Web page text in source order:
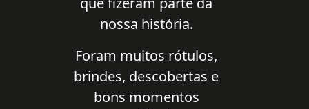
nossa história.
Foram muitos rótulos,
brindes, descobertas e
bons momentos